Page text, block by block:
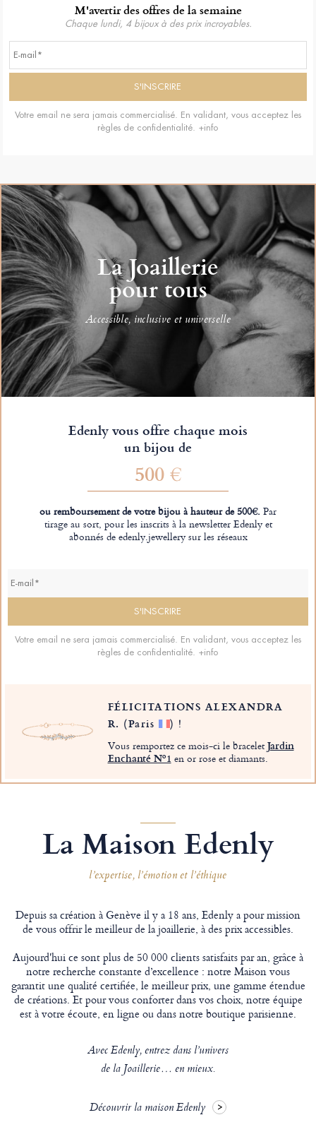
M'avertir des offres de la semaine
Chaque lundi, 4 bijoux à des prix incroyables.
Votre email ne sera jamais commercialisé. En validant, vous acceptez les
règles de confidentialité. +info
La Joaillerie
pour tous
Accessible, inclusive et universelle
Edenly vous offre chaque mois
un bijou de
500 €
ou remboursement de votre bijou à hauteur de 500€.Par
tirage au sort, pour les inscrits à la newsletter Edenly et
abonnés de edenly.jewellery sur les réseaux
Votre email ne sera jamais commercialisé. En validant, vous acceptez les
règles de confidentialité. +info
FÉLICITATIONS ALEXANDRA
R. (Paris ) !
Vous remportez ce mois-ci le braceletJardin
Enchanté Nº1 en or rose et diamants.
La Maison Edenly
l’expertise, l’émotion et l’éthique
Depuis sa création à Genève il y a 18 ans, Edenly a pour mission
de vous offrir le meilleur de la joaillerie, à des prix accessibles.
Aujourd'hui ce sont plus de 50 000 clients satisfaits par an, grâce à
notre recherche constante d’excellence : notre Maison vous
garantit une qualité certifiée, le meilleur prix, une gamme étendue
de créations. Et pour vous conforter dans vos choix, notre équipe
est à votre écoute, en ligne ou dans notre boutique parisienne.
Avec Edenly, entrez dans l’univers
de la Joaillerie… en mieux.
Découvrir la maison Edenly